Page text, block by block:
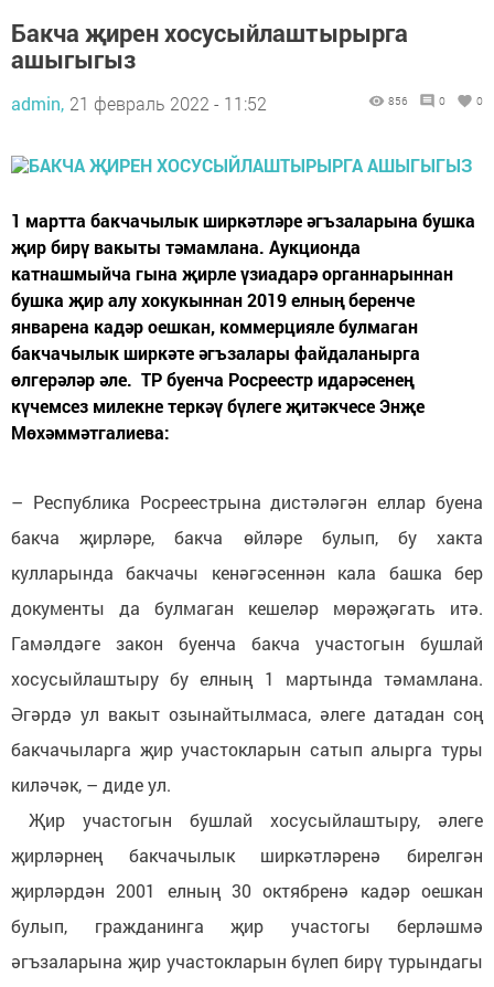
Бакча җирен хосусыйлаштырырга
ашыгыгыз
admin, 21 февраль 2022 - 11:52 856 0 0
1 мартта бакчачылык ширкәтләре әгъзаларына бушка
җир бирү вакыты тәмамлана. Аукционда
катнашмыйча гына җирле үзиадарә органнарыннан
бушка җир алу хокукыннан 2019 елның беренче
январена кадәр оешкан, коммерцияле булмаган
бакчачылык ширкәте әгъзалары файдаланырга
өлгерәләр әле. ТР буенча Росреестр идарәсенең
күчемсез милекне теркәү бүлеге җитәкчесе Энҗе
Мөхәммәтгалиева:
– Республика Росреестрына дистәләгән еллар буена
бакча җирләре, бакча өйләре булып, бу хакта
кулларында бакчачы кенәгәсеннән кала башка бер
документы да булмаган кешеләр мөрәҗәгать итә.
Гамәлдәге закон буенча бакча участогын бушлай
хосусыйлаштыру бу елның 1 мартында тәмамлана.
Әгәрдә ул вакыт озынайтылмаса, әлеге датадан соң
бакчачыларга җир участокларын сатып алырга туры
киләчәк, – диде ул.
Җир участогын бушлай хосусыйлаштыру, әлеге
җирләрнең бакчачылык ширкәтләренә бирелгән
җирләрдән 2001 елның 30 октябренә кадәр оешкан
булып, гражданинга җир участогы берләшмә
әгъзаларына җир участокларын бүлеп бирү турындагы